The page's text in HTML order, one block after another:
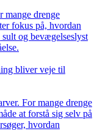
mange drenge
fokus på, hvordan
og bevægelseslyst
bliver veje til
For mange drenge
at forstå sig selv på
hvordan